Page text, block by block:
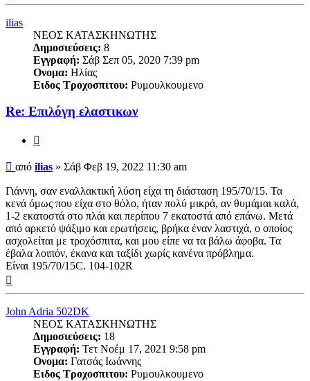
ilias
ΝΕΟΣ ΚΑΤΑΣΚΗΝΩΤΗΣ
Δημοσιεύσεις: 8
Εγγραφή: Σάβ Σεπ 05, 2020 7:39 pm
Ονομα: Ηλίας
Ειδος Τροχοσπιτου: Ρυμουλκουμενο
Re: Επιλόγη ελαστικων
Δημοσίευση
από ilias » Σάβ Φεβ 19, 2022 11:30 am
Γιάννη, σαν εναλλακτική λύση είχα τη διάσταση 195/70/15. Τα
κενά όμως που είχα στο θόλο, ήταν πολύ μικρά, αν θυμάμαι καλά,
1-2 εκατοστά στο πλάι και περίπου 7 εκατοστά από επάνω. Μετά
από αρκετό ψάξιμο και ερωτήσεις, βρήκα έναν λαστιχά, ο οποίος
ασχολείται με τροχόσπιτα, και μου είπε να τα βάλω άφοβα. Τα
έβαλα λοιπόν, έκανα και ταξίδι χωρίς κανένα πρόβλημα.
Είναι 195/70/15C. 104-102R
John Adria 502DK
ΝΕΟΣ ΚΑΤΑΣΚΗΝΩΤΗΣ
Δημοσιεύσεις: 18
Εγγραφή: Τετ Νοέμ 17, 2021 9:58 pm
Ονομα: Γατσάς Ιωάννης
Ειδος Τροχοσπιτου: Ρυμουλκουμενο